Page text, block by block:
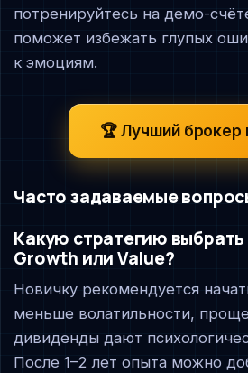
потренируйтесь на демо-
поможет избежать глупых
к эмоциям.
🏆 Лучший брокер
Часто задаваемые
Какую стратегию выбрать
Growth или Value?
Новичку рекомендуется
меньше волатильности,
дивиденды дают
После 1–2 лет опыта можно